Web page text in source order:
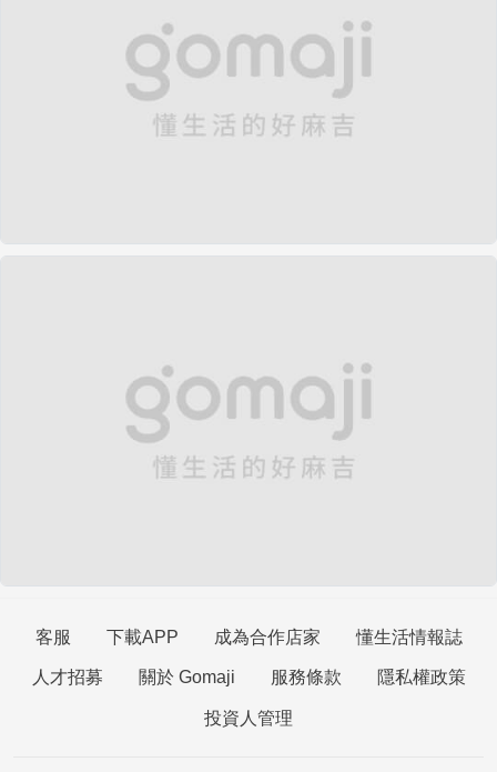
客服 下載APP 成為合作店家 懂生活情報誌
人才招募 關於 Gomaji 服務條款 隱私權政策
投資人管理